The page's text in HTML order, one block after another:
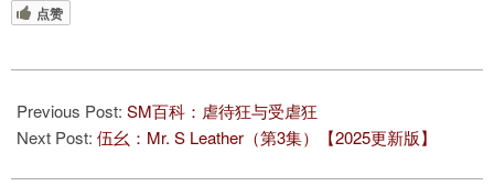
点赞
08-
11
Previous Post: SM百科：虐待狂与受虐狂
Next Post: 伍幺：Mr. S Leather（第3集）【2025更新版】